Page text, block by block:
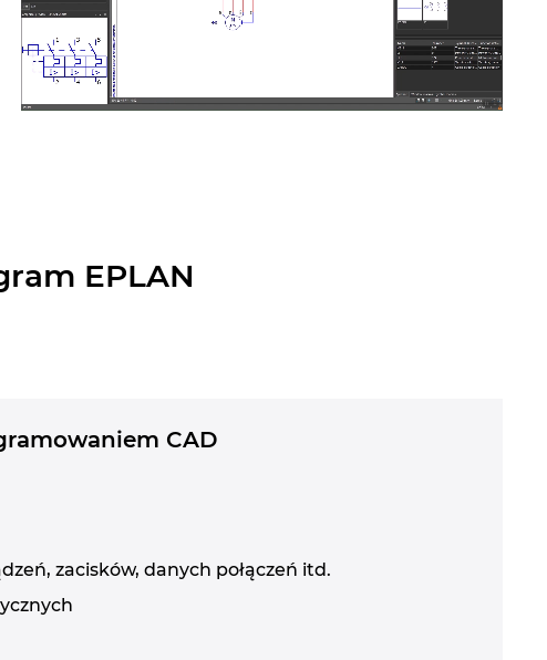
EPLAN
CAD
zacisków, danych połączeń itd.